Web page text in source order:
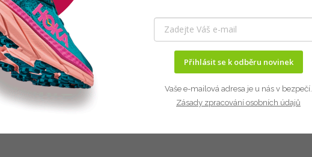
Přihlásit se k odběru novinek
Vaše e-mailová adresa je u nás v bezpečí.
Zásady zpracování osobních údajů